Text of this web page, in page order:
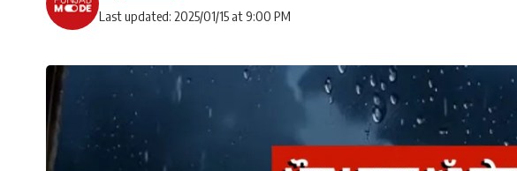
Last updated: 2025/01/15 at 9:00 PM